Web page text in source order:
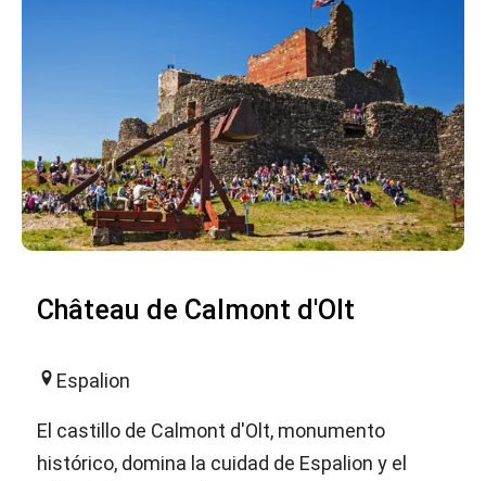
Château de Calmont d'Olt
Espalion
El castillo de Calmont d'Olt, monumento
histórico, domina la cuidad de Espalion y el